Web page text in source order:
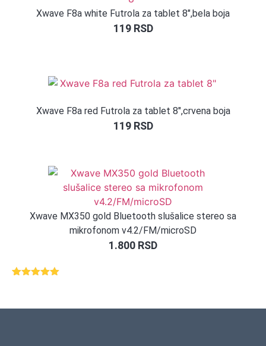
Xwave F8a white Futrola za tablet 8″,bela boja
119 RSD
Xwave F8a red Futrola za tablet 8″,crvena boja
119 RSD
Xwave MX350 gold Bluetooth slušalice stereo sa
mikrofonom v4.2/FM/microSD
1.800 RSD
ocene